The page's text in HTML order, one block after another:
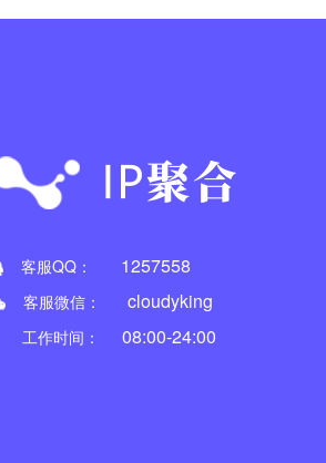
客服QQ： 1257558
客服微信： cloudyking
工作时间： 08:00-24:00